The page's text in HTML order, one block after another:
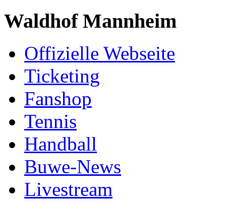
Waldhof Mannheim
Offizielle Webseite
Ticketing
Fanshop
Tennis
Handball
Buwe-News
Livestream